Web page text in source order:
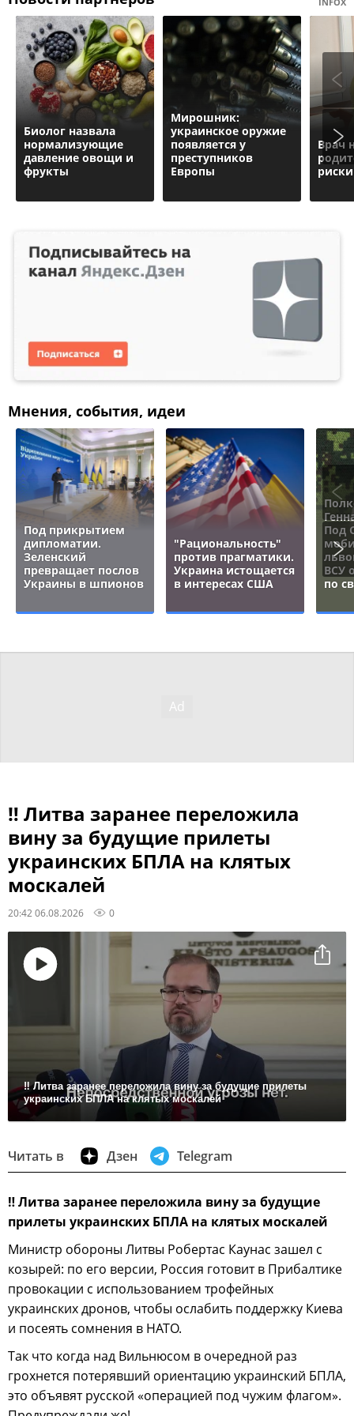
Биолог назвала
нормализующие
давление овощи и
фрукты
Мирошник:
украинское оружие
появляется у
преступников
Европы
Врач
Мнения, события, идеи
Под прикрытием
дипломатии.
Зеленский
превращает послов
Украины в шпионов
"Рациональность"
против прагматики.
Украина истощается
в интересах США
Под
ВСУ
по
‼ Литва заранее переложила
вину за будущие прилеты
украинских БПЛА на клятых
москалей
20:42 06.08.2026 0
‼ Литва заранее переложила вину за будущие прилеты
украинских БПЛА на клятых москалей
Читать в Дзен Telegram
‼Литва заранее переложила вину за будущие
прилеты украинских БПЛА на клятых москалей
Министр обороны Литвы Робертас Каунас зашел с
козырей: по его версии, Россия готовит в Прибалтике
провокации с использованием трофейных
украинских дронов, чтобы ослабить поддержку Киева
и посеять сомнения в НАТО.
Так что когда над Вильнюсом в очередной раз
грохнется потерявший ориентацию украинский БПЛА,
это объявят русской «операцией под чужим флагом».